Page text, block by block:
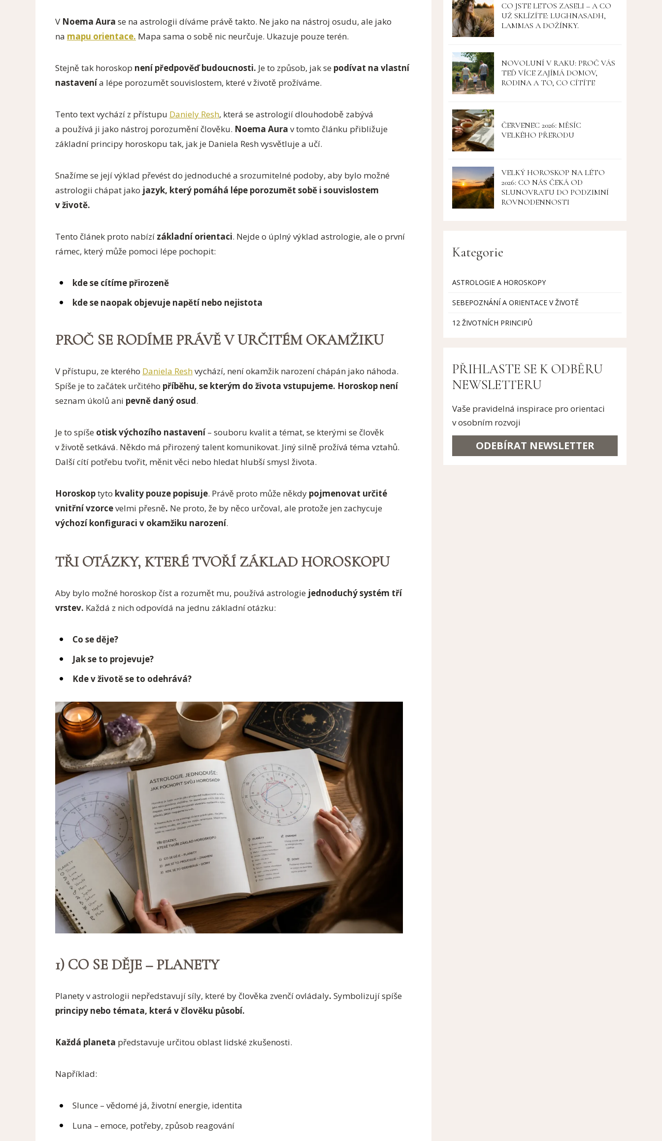
V Noema Aura se na astrologii díváme právě takto. Ne jako na nástroj osudu, ale jako
na mapu orientace. Mapa sama o sobě nic neurčuje. Ukazuje pouze terén.
Stejně tak horoskop není předpověď budoucnosti. Je to způsob, jak se podívat na vlastní
nastavenía lépe porozumět souvislostem, které v životě prožíváme.
Tento text vychází z přístupu Daniely Resh, která se astrologií dlouhodobě zabývá
a používá ji jako nástroj porozumění člověku. Noema Aura v tomto článku přibližuje
základní principy horoskopu tak, jak je Daniela Resh vysvětluje a učí.
Snažíme se její výklad převést do jednoduché a srozumitelné podoby, aby bylo možné
astrologii chápat jako jazyk, který pomáhá lépe porozumět sobě i souvislostem
v životě.
Tento článek proto nabízí základní orientaci. Nejde o úplný výklad astrologie, ale o první
rámec, který může pomoci lépe pochopit:
kde se cítíme přirozeně
kde se naopak objevuje napětí nebo nejistota
PROČ SE RODÍME PRÁVĚ V URČITÉM OKAMŽIKU
V přístupu, ze kterého Daniela Reshvychází, není okamžik narození chápán jako náhoda.
Spíše je to začátek určitého příběhu, se kterým do života vstupujeme. Horoskop není
seznam úkolů ani pevně daný osud.
Je to spíše otisk výchozího nastavení– souboru kvalit a témat, se kterými se člověk
v životě setkává. Někdo má přirozený talent komunikovat. Jiný silně prožívá téma vztahů.
Další cítí potřebu tvořit, měnit věci nebo hledat hlubší smysl života.
Horoskoptyto kvality pouze popisuje. Právě proto může někdy pojmenovat určité
vnitřní vzorcevelmi přesně. Ne proto, že by něco určoval, ale protože jen zachycuje
výchozí konfiguraci v okamžiku narození.
TŘI OTÁZKY, KTERÉ TVOŘÍ ZÁKLAD HOROSKOPU
Aby bylo možné horoskop číst a rozumět mu, používá astrologie jednoduchý systém tří
vrstev. Každá z nich odpovídá na jednu základní otázku:
Co se děje?
Jak se to projevuje?
Kde v životě se to odehrává?
1) CO SE DĚJE – PLANETY
Planety v astrologii nepředstavují síly, které by člověka zvenčí ovládaly. Symbolizují spíše
principy nebo témata, která v člověku působí.
Každá planeta představuje určitou oblast lidské zkušenosti.
Například:
Slunce – vědomé já, životní energie, identita
Luna – emoce, potřeby, způsob reagování
CO JSTE LETOS ZASELI – A CO
UŽ SKLÍZÍTE: LUGHNASADH,
LAMMAS A DOŽÍNKY.
NOVOLUNÍ V RAKU: PROČ VÁS
TEĎ VÍCE ZAJÍMÁ DOMOV,
RODINA A TO, CO CÍTÍTE
ČERVENEC 2026: MĚSÍC
VELKÉHO PŘERODU
VELKÝ HOROSKOP NA LÉTO
2026: CO NÁS ČEKÁ OD
SLUNOVRATU DO PODZIMNÍ
ROVNODENNOSTI
Kategorie
ASTROLOGIE A HOROSKOPY
SEBEPOZNÁNÍ A ORIENTACE V ŽIVOTĚ
12 ŽIVOTNÍCH PRINCIPŮ
PŘIHLASTE SE K ODBĚRU
NEWSLETTERU
Vaše pravidelná inspirace pro orientaci
v osobním rozvoji
ODEBÍRAT NEWSLETTER